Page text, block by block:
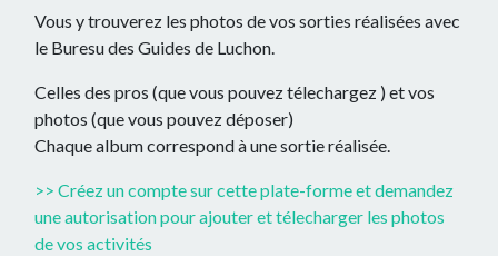
Vous y trouverez les photos de vos sorties réalisées avec
le Buresu des Guides de Luchon.
Celles des pros (que vous pouvez télechargez ) et vos
photos (que vous pouvez déposer)
Chaque album correspond à une sortie réalisée.
>> Créez un compte sur cette plate-forme et demandez
une autorisation pour ajouter et télecharger les photos
de vos activités